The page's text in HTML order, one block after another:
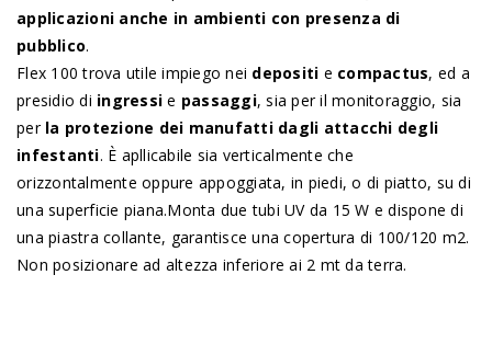
applicazioni anche in ambienti con presenza di
pubblico.
Flex 100 trova utile impiego nei depositi e compactus, ed a
presidio di ingressi e passaggi, sia per il monitoraggio, sia
per la protezione dei manufatti dagli attacchi degli
infestanti. È apllicabile sia verticalmente che
orizzontalmente oppure appoggiata, in piedi, o di piatto, su di
una superficie piana.Monta due tubi UV da 15 W e dispone di
una piastra collante, garantisce una copertura di 100/120 m2.
Non posizionare ad altezza inferiore ai 2 mt da terra.